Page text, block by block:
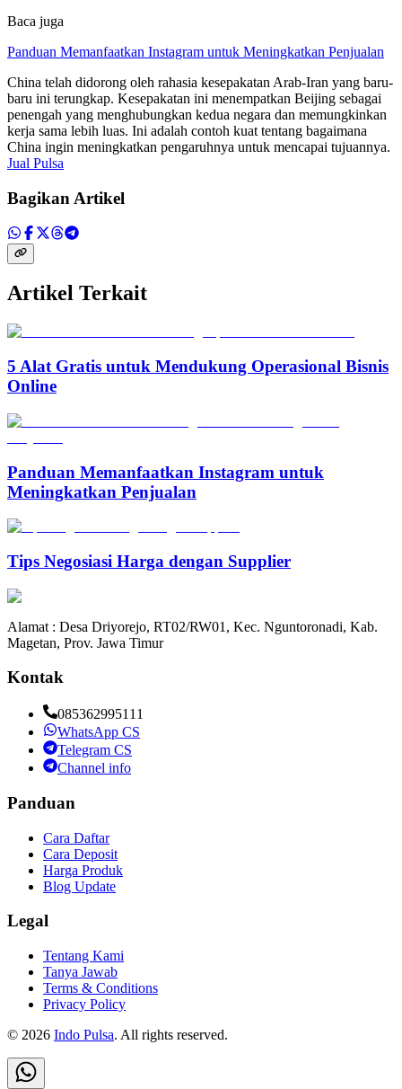
Baca juga
Panduan Memanfaatkan Instagram untuk Meningkatkan Penjualan
China telah didorong oleh rahasia kesepakatan Arab-Iran yang baru-
baru ini terungkap. Kesepakatan ini menempatkan Beijing sebagai
penengah yang menghubungkan kedua negara dan memungkinkan
kerja sama lebih luas. Ini adalah contoh kuat tentang bagaimana
China ingin meningkatkan pengaruhnya untuk mencapai tujuannya.
Jual Pulsa
Bagikan Artikel
Artikel Terkait
5 Alat Gratis untuk Mendukung Operasional Bisnis
Online
Panduan Memanfaatkan Instagram untuk
Meningkatkan Penjualan
Tips Negosiasi Harga dengan Supplier
Alamat : Desa Driyorejo, RT02/RW01, Kec. Nguntoronadi, Kab.
Magetan, Prov. Jawa Timur
Kontak
085362995111
WhatsApp CS
Telegram CS
Channel info
Panduan
Cara Daftar
Cara Deposit
Harga Produk
Blog Update
Legal
Tentang Kami
Tanya Jawab
Terms & Conditions
Privacy Policy
© 2026 Indo Pulsa. All rights reserved.